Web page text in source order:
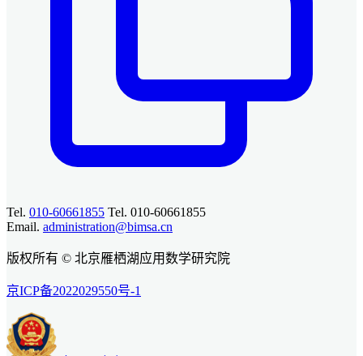
Tel. 010-60661855 Tel. 010-60661855
Email. administration@bimsa.cn
版权所有 © 北京雁栖湖应用数学研究院
京ICP备2022029550号-1